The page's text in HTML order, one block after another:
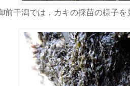
前干潟では，カキの採苗の様子